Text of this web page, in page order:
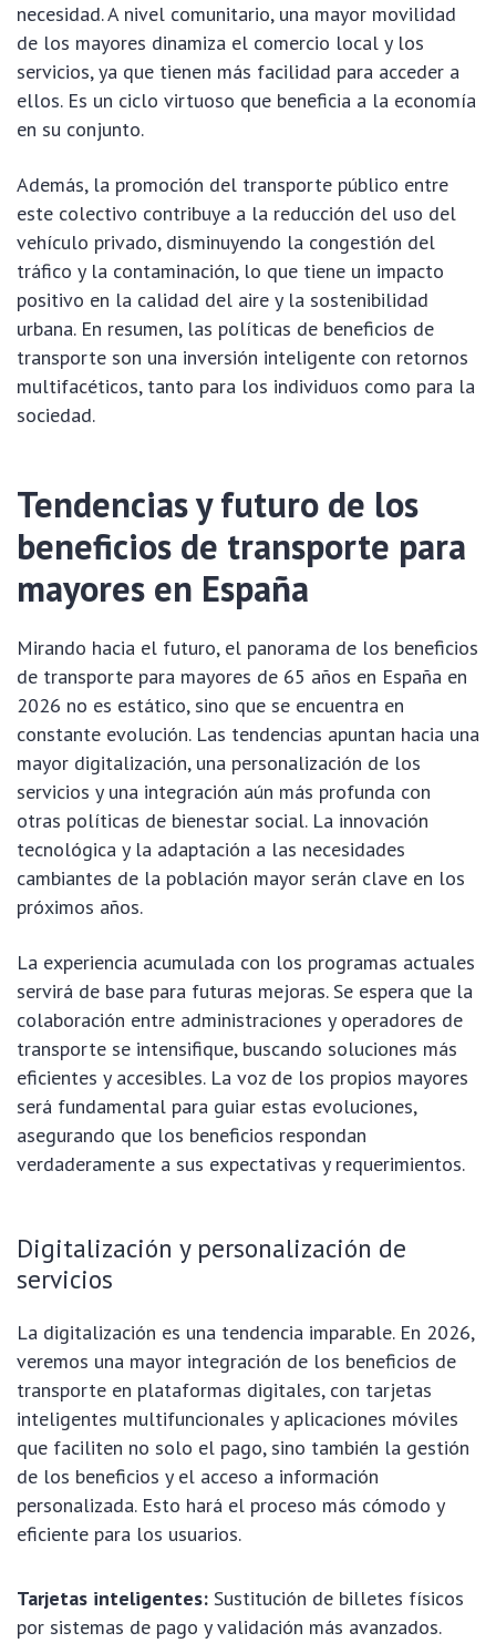
necesidad. A nivel comunitario, una mayor movilidad
de los mayores dinamiza el comercio local y los
servicios, ya que tienen más facilidad para acceder a
ellos. Es un ciclo virtuoso que beneficia a la economía
en su conjunto.
Además, la promoción del transporte público entre
este colectivo contribuye a la reducción del uso del
vehículo privado, disminuyendo la congestión del
tráfico y la contaminación, lo que tiene un impacto
positivo en la calidad del aire y la sostenibilidad
urbana. En resumen, las políticas de beneficios de
transporte son una inversión inteligente con retornos
multifacéticos, tanto para los individuos como para la
sociedad.
Tendencias y futuro de los
beneficios de transporte para
mayores en España
Mirando hacia el futuro, el panorama de los beneficios
de transporte para mayores de 65 años en España en
2026 no es estático, sino que se encuentra en
constante evolución. Las tendencias apuntan hacia una
mayor digitalización, una personalización de los
servicios y una integración aún más profunda con
otras políticas de bienestar social. La innovación
tecnológica y la adaptación a las necesidades
cambiantes de la población mayor serán clave en los
próximos años.
La experiencia acumulada con los programas actuales
servirá de base para futuras mejoras. Se espera que la
colaboración entre administraciones y operadores de
transporte se intensifique, buscando soluciones más
eficientes y accesibles. La voz de los propios mayores
será fundamental para guiar estas evoluciones,
asegurando que los beneficios respondan
verdaderamente a sus expectativas y requerimientos.
Digitalización y personalización de
servicios
La digitalización es una tendencia imparable. En 2026,
veremos una mayor integración de los beneficios de
transporte en plataformas digitales, con tarjetas
inteligentes multifuncionales y aplicaciones móviles
que faciliten no solo el pago, sino también la gestión
de los beneficios y el acceso a información
personalizada. Esto hará el proceso más cómodo y
eficiente para los usuarios.
Tarjetas inteligentes: Sustitución de billetes físicos
por sistemas de pago y validación más avanzados.